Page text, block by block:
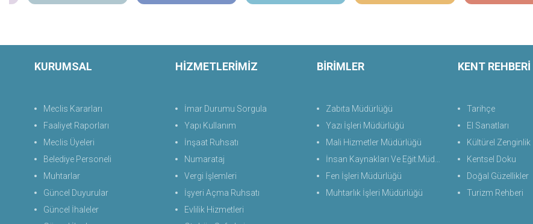
KURUMSAL
Meclis Kararları
Faaliyet Raporları
Meclis Üyeleri
Belediye Personeli
Muhtarlar
Güncel Duyurular
Güncel İhaleler
HİZMETLERİMİZ
İmar Durumu Sorgula
Yapı Kullanım
İnşaat Ruhsatı
Numarataj
Vergi İşlemleri
İşyeri Açma Ruhsatı
Evlilik Hizmetleri
BİRİMLER
Zabıta Müdürlüğü
Yazı İşleri Müdürlüğü
Mali Hizmetler Müdürlüğü
İnsan Kaynakları Ve Eğit.Müdürlüğü
Fen İşleri Müdürlüğü
Muhtarlık İşleri Müdürlüğü
KENT REHBERİ
Tarihçe
El Sanatları
Kültürel Zenginlik
Kentsel Doku
Doğal Güzellikler
Turizm Rehberi